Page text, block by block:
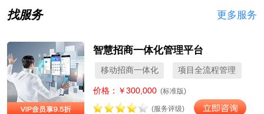
找服务 更多服务
智慧招商一体化管理平台
移动招商一体化 项目全流程管理
价格：￥300,000 (标准版)
(服务评级)